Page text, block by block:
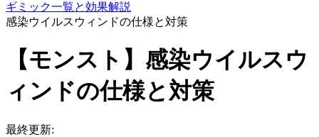
ギミック一覧と効果解説
感染ウイルスウィンドの仕様と対策
【モンスト】感染ウイルスウ
ィンドの仕様と対策
最終更新: